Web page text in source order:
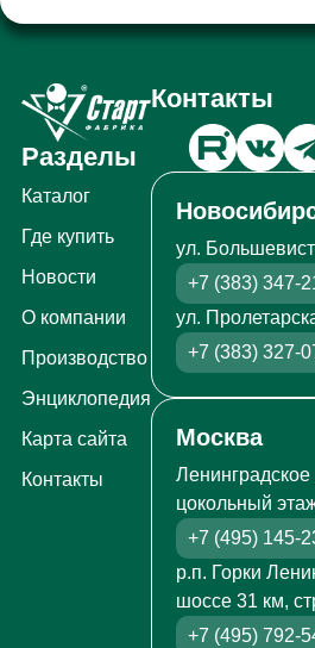
Разделы
Каталог
Где купить
Новости
О компании
Производство
Энциклопедия
Карта сайта
Контакты
Контакты
ул.
+7 (383) 347-
ул.
+7 (383) 327-
Москва
цокольный
+7 (495) 145-
р.п. Горки
шоссе 31 км,
+7 (495) 792-